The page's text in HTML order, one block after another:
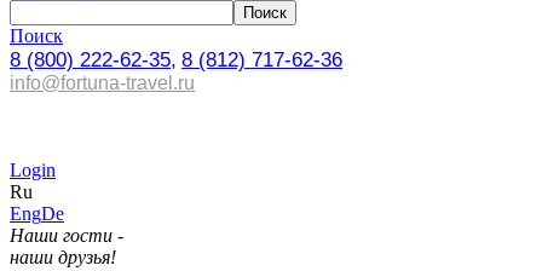
Поиск
8 (800) 222-62-35, 8 (812) 717-62-36
info@fortuna-travel.ru
Login
Ru
EngDe
Наши гости -
наши друзья!